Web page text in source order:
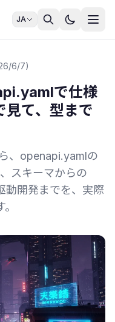
JA
6/7)
で仕様
て、型まで
、openapi.yamlの
スキーマからの
動開発までを、実際